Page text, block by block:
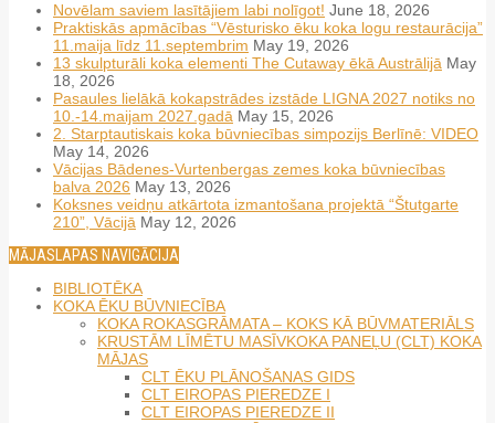
Novēlam saviem lasītājiem labi nolīgot! June 18, 2026
Praktiskās apmācības “Vēsturisko ēku koka logu restaurācija”
11.maija līdz 11.septembrim May 19, 2026
13 skulpturāli koka elementi The Cutaway ēkā Austrālijā May
18, 2026
Pasaules lielākā kokapstrādes izstāde LIGNA 2027 notiks no
10.-14.maijam 2027.gadā May 15, 2026
2. Starptautiskais koka būvniecības simpozijs Berlīnē: VIDEO
May 14, 2026
Vācijas Bādenes-Vurtenbergas zemes koka būvniecības
balva 2026 May 13, 2026
Koksnes veidņu atkārtota izmantošana projektā “Štutgarte
210”, Vācijā May 12, 2026
MĀJASLAPAS NAVIGĀCIJA
BIBLIOTĒKA
KOKA ĒKU BŪVNIECĪBA
KOKA ROKASGRĀMATA – KOKS KĀ BŪVMATERIĀLS
KRUSTĀM LĪMĒTU MASĪVKOKA PANEĻU (CLT) KOKA
MĀJAS
CLT ĒKU PLĀNOŠANAS GIDS
CLT EIROPAS PIEREDZE I
CLT EIROPAS PIEREDZE II